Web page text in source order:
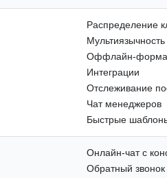
Распределение
Мультиязычность
Оффлайн-форма
Интеграции
Отслеживание
Чат менеджеров
Быстрые
Онлайн-чат с
Обратный звонок